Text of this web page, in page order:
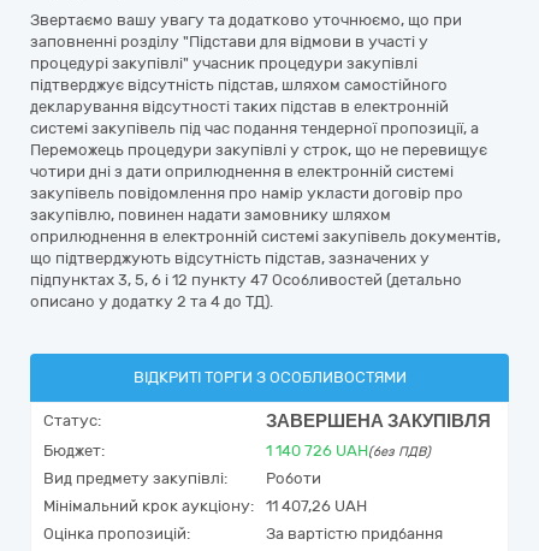
Звертаємо вашу увагу та додатково уточнюємо, що при
заповненні розділу "Підстави для відмови в участі у
процедурі закупівлі" учасник процедури закупівлі
підтверджує відсутність підстав, шляхом самостійного
декларування відсутності таких підстав в електронній
системі закупівель під час подання тендерної пропозиції, а
Переможець процедури закупівлі у строк, що не перевищує
чотири дні з дати оприлюднення в електронній системі
закупівель повідомлення про намір укласти договір про
закупівлю, повинен надати замовнику шляхом
оприлюднення в електронній системі закупівель документів,
що підтверджують відсутність підстав, зазначених у
підпунктах 3, 5, 6 і 12 пункту 47 Особливостей (детально
описано у додатку 2 та 4 до ТД).
ВІДКРИТІ ТОРГИ З ОСОБЛИВОСТЯМИ
Статус: ЗАВЕРШЕНА ЗАКУПІВЛЯ
Бюджет: 1 140 726 UAH(без ПДВ)
Вид предмету закупівлі:
Роботи
Мінімальний крок аукціону:
11 407,26 UAH
Оцінка пропозицій:
За вартістю придбання